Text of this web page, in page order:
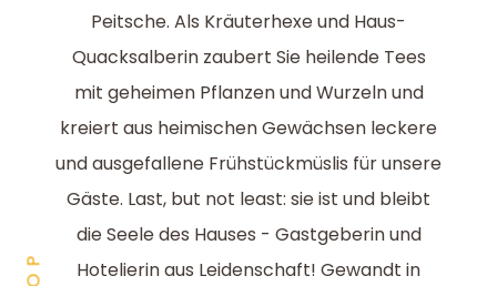
Peitsche. Als Kräuterhexe und Haus-
Quacksalberin zaubert Sie heilende Tees
mit geheimen Pflanzen und Wurzeln und
kreiert aus heimischen Gewächsen leckere
und ausgefallene Frühstückmüslis für unsere
Gäste. Last, but not least: sie ist und bleibt
die Seele des Hauses - Gastgeberin und
Hotelierin aus Leidenschaft! Gewandt in